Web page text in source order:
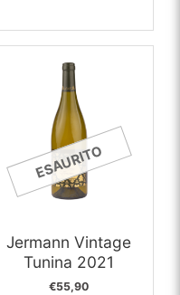
ESAURITO
Jermann Vintage
Tunina 2021
€55,90